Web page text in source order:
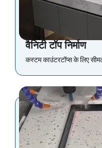
वैनिटी टॉप निर्माण
कस्टम काउंटरटॉप्स के लिए